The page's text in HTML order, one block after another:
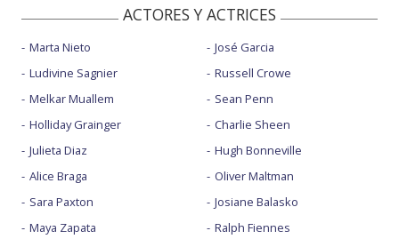
ACTORES Y ACTRICES
Marta Nieto
Ludivine Sagnier
Melkar Muallem
Holliday Grainger
Julieta Diaz
Alice Braga
Sara Paxton
Maya Zapata
José Garcia
Russell Crowe
Sean Penn
Charlie Sheen
Hugh Bonneville
Oliver Maltman
Josiane Balasko
Ralph Fiennes